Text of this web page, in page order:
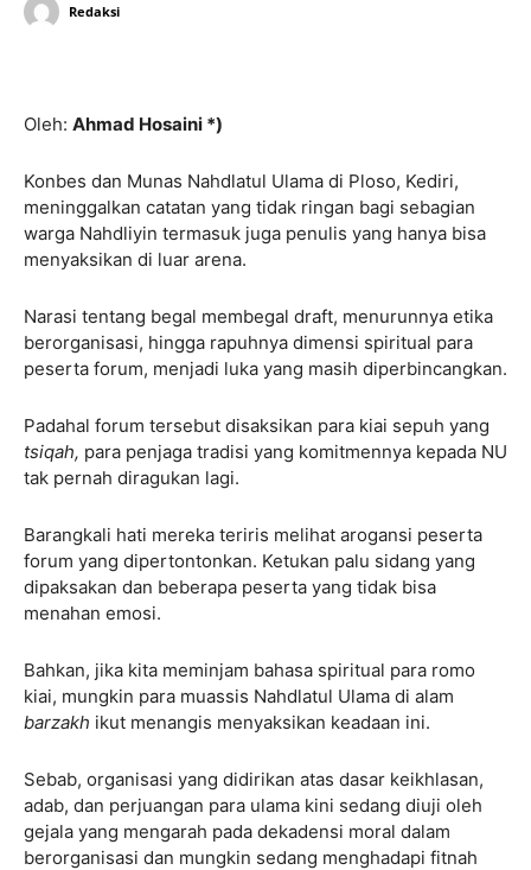
Redaksi
Oleh: Ahmad Hosaini *)
Konbes dan Munas Nahdlatul Ulama di Ploso, Kediri,
meninggalkan catatan yang tidak ringan bagi sebagian
warga Nahdliyin termasuk juga penulis yang hanya bisa
menyaksikan di luar arena.
Narasi tentang begal membegal draft, menurunnya etika
berorganisasi, hingga rapuhnya dimensi spiritual para
peserta forum, menjadi luka yang masih diperbincangkan.
Padahal forum tersebut disaksikan para kiai sepuh yang
tsiqah, para penjaga tradisi yang komitmennya kepada NU
tak pernah diragukan lagi.
Barangkali hati mereka teriris melihat arogansi peserta
forum yang dipertontonkan. Ketukan palu sidang yang
dipaksakan dan beberapa peserta yang tidak bisa
menahan emosi.
Bahkan, jika kita meminjam bahasa spiritual para romo
kiai, mungkin para muassis Nahdlatul Ulama di alam
barzakh ikut menangis menyaksikan keadaan ini.
Sebab, organisasi yang didirikan atas dasar keikhlasan,
adab, dan perjuangan para ulama kini sedang diuji oleh
gejala yang mengarah pada dekadensi moral dalam
berorganisasi dan mungkin sedang menghadapi fitnah